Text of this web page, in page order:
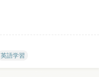
英語学習